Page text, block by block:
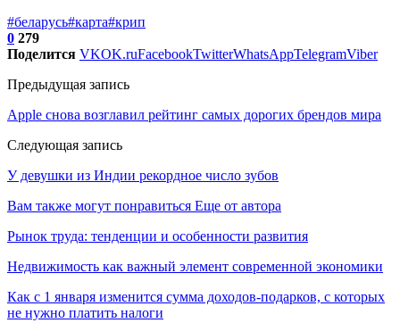
#беларусь#карта#крип
0 279
Поделится VKOK.ruFacebookTwitterWhatsAppTelegramViber
Предыдущая запись
Apple снова возглавил рейтинг самых дорогих брендов мира
Следующая запись
У девушки из Индии рекордное число зубов
Вам также могут понравиться Еще от автора
Рынок труда: тенденции и особенности развития
Недвижимость как важный элемент современной экономики
Как с 1 января изменится сумма доходов-подарков, с которых
не нужно платить налоги